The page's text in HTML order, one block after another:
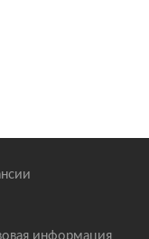
информация